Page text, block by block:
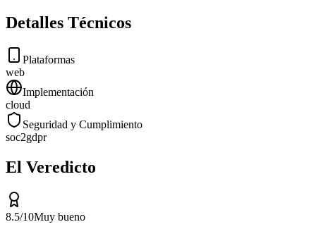
Detalles Técnicos
Plataformas
web
Implementación
cloud
Seguridad y Cumplimiento
soc2gdpr
El Veredicto
8.5/10Muy bueno